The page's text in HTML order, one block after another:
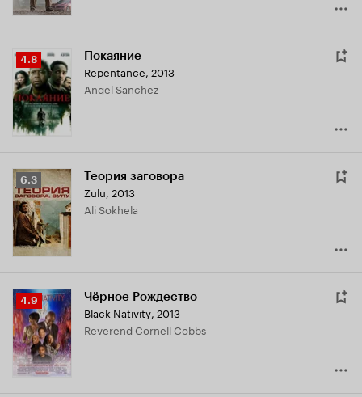
Рейтинг
Кинопоиска
4.8
4.8 Покаяние
Repentance, 2013
Angel Sanchez
Рейтинг
Кинопоиска
6.3
6.3 Теория заговора
Zulu, 2013
Ali Sokhela
Рейтинг
Кинопоиска
4.9
4.9 Чёрное Рождество
Black Nativity, 2013
Reverend Cornell Cobbs